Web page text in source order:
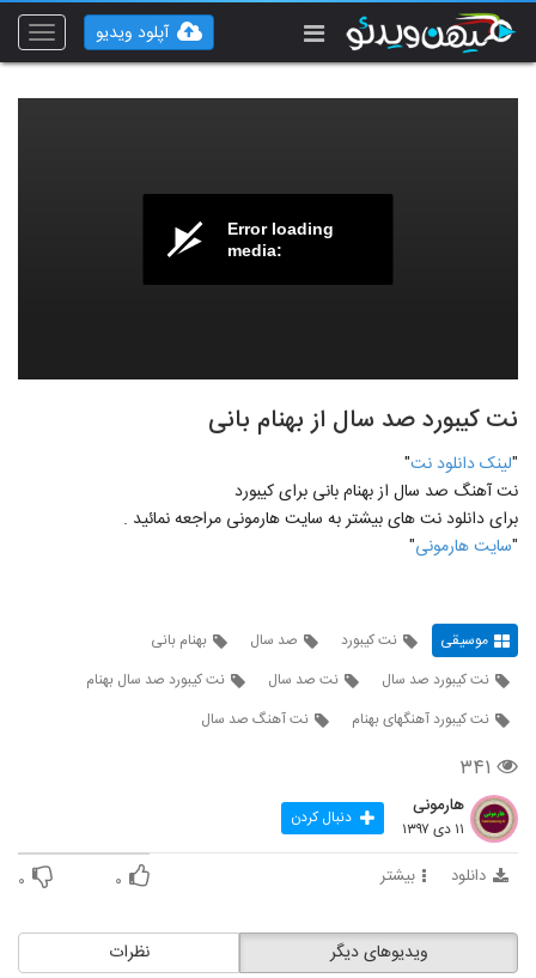
Toggle
آپلود ویدیو
Error loading
media:
نت کیبورد صد سال از بهنام بانی
"لينک دانلود نت"
نت آهنگ صد سال از بهنام بانی برای کیبورد
برای دانلود نت های بيشتر به سايت هارمونی مراجعه نمائيد .
"سايت هارمونی"
موسیقی نت کیبورد صد سال
بهنام بانی
نت کیبورد صد سال
نت صد سال
نت کیبورد صد سال بهنام
نت کیبورد آهنگهای بهنام
نت آهنگ صد سال
۳۴۱
هارمونی
۱۱ دی ۱۳۹۷ دنبال کردن
دانلود بیشتر ۰ ۰
نظرات ویدیوهای دیگر